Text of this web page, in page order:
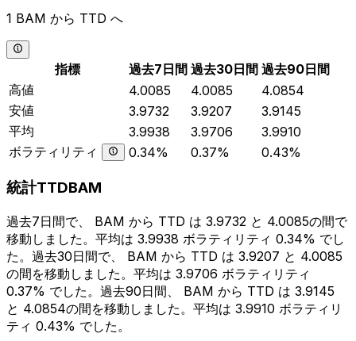
1 BAM から TTD へ
指標 過去7日間 過去30日間 過去90日間
高値
4.0085 4.0085
4.0854
安値
3.9732 3.9207
3.9145
平均
3.9938 3.9706
3.9910
ボラティリティ
0.34% 0.37% 0.43%
統計TTDBAM
過去7日間で、 BAM から TTD は 3.9732 と 4.0085の間で
移動しました。平均は 3.9938 ボラティリティ 0.34% でし
た。過去30日間で、 BAM から TTD は 3.9207 と 4.0085
の間を移動しました。平均は 3.9706 ボラティリティ
0.37% でした。過去90日間、 BAM から TTD は 3.9145
と 4.0854の間を移動しました。平均は 3.9910 ボラティリ
ティ 0.43% でした。